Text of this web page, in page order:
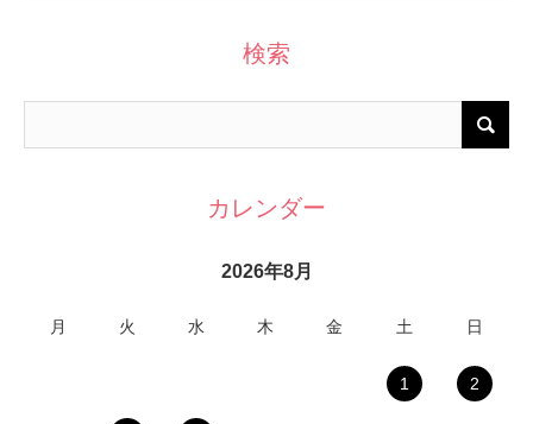
検索
カレンダー
2026年8月
月 火 水 木 金 土 日
1 2